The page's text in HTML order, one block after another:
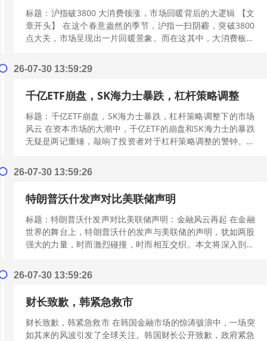
标题：沪指破3800 大消费领涨，市场回暖背后的大逻辑 【文
章开头】 在这个春意盎然的季节，沪指一扫阴霾，突破3800
点大关，市场呈现出一片回暖景象。而在这其中，大消费板块
26-07-30 13:59:29
千亿ETF崩盘，SK海力士暴跌，杠杆策略调整
标题：千亿ETF崩盘，SK海力士暴跌，杠杆策略调整下的市场
风云 在资本市场的大潮中，千亿ETF的崩盘和SK海力士的暴跌
无疑是两记重锤，敲响了投资者对于杠杆策略调整的警钟。本
26-07-30 13:59:26
特朗普沃什发声对比美联储声明
标题：特朗普沃什发声对比美联储声明：金融风云再起 在金融
世界的舞台上，特朗普沃什的发声与美联储的声明，犹如两股
强大的力量，时而激烈碰撞，时而相互交织。本文将深入剖析
26-07-30 13:59:26
财长致歉，韩紧急救市
财长致歉，韩紧急救市 在韩国金融市场的惊涛骇浪中，一场突
如其来的风波引发了全球关注。韩国财长公开致歉，政府紧急